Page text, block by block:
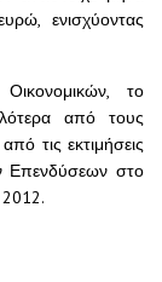
ενισχύοντας
το
από τους
τις εκτιμήσεις
Επενδύσεων στο